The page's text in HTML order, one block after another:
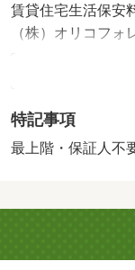
賃貸住宅生活保安
（株）オリコフ
して月額賃料等の
です。／仲介手数
み可能）／バスト
ホン／室内洗濯置
／敷地内ごみ置き
り 松原店（スー
弘前松原店（コ
特記事項
最上階・保証人不